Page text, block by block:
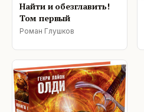
Найти и обезглавить!
Том первый
Роман Глушков